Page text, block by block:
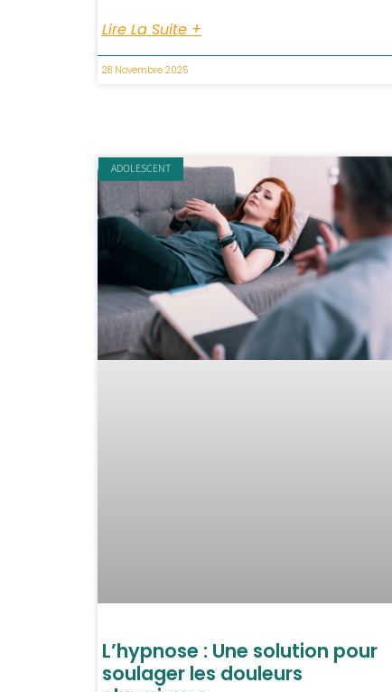
Lire La Suite +
28 Novembre 2025
ADOLESCENT
L’hypnose : Une solution pour
soulager les douleurs